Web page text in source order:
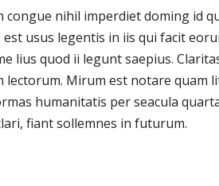
nihil imperdiet doming id
usus legentis in iis qui facit
lius quod ii legunt saepius.
Mirum est notare quam
humanitatis per seacula
fiant sollemnes in futurum.